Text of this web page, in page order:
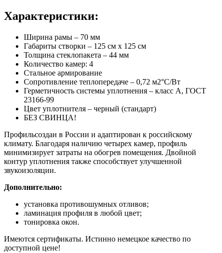
Характеристики:
Ширина рамы – 70 мм
Габариты створки – 125 см х 125 см
Толщина стеклопакета – 44 мм
Количество камер: 4
Стальное армирование
Сопротивление теплопередаче – 0,72 м2°С/Вт
Герметичность системы уплотнения – класс А, ГОСТ
23166-99
Цвет уплотнителя – черный (стандарт)
БЕЗ СВИНЦА!
Профильсоздан в России и адаптирован к российскому
климату. Благодаря наличию четырех камер, профиль
минимизирует затраты на обогрев помещения. Двойной
контур уплотнения также способствует улучшенной
звукоизоляции.
Дополнительно:
установка противошумных отливов;
ламинация профиля в любой цвет;
тонировка окон.
Имеются сертификаты. Истинно немецкое качество по
доступной цене!